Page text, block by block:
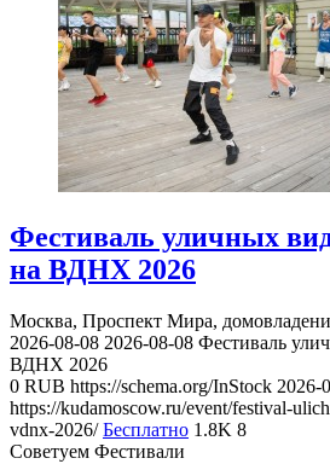
Фестиваль уличных
на ВДНХ 2026
Москва, Проспект Мира,
2026-08-08 2026-08-08 Фестиваль
ВДНХ 2026
0 RUB https://schema.org/InStock 2026-
https://kudamoscow.ru/event/festival-
vdnx-2026/ Бесплатно 1.8K 8
Советуем Фестивали